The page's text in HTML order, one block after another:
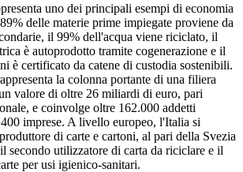
uno dei principali esempi di economia
delle materie prime impiegate proviene da
il 99% dell'acqua viene riciclato, il
è autoprodotto tramite cogenerazione e il
è certificato da catene di custodia sostenibili.
la colonna portante di una filiera
valore di oltre 26 miliardi di euro, pari
e coinvolge oltre 162.000 addetti
imprese. A livello europeo, l'Italia si
di carte e cartoni, al pari della Svezia
secondo utilizzatore di carta da riciclare e il
per usi igienico-sanitari.